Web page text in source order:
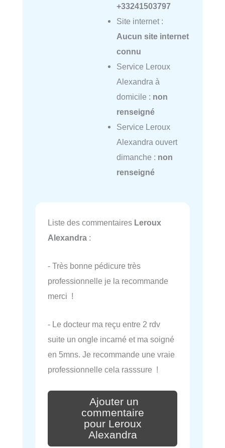
+33241503797
Site internet :
Aucun site internet
connu
Service Leroux
Alexandra à
domicile : non
renseigné
Service Leroux
Alexandra ouvert
dimanche : non
renseigné
Liste des commentaires Leroux
Alexandra :
- Très bonne pédicure très
professionnelle je la recommande
merci !
- Le docteur ma reçu entre 2 rdv
suite un ongle incarné et ma soigné
en 5mns. Je recommande une vraie
professionnelle cela rasssure !
Ajouter un
commentaire
pour Leroux
Alexandra